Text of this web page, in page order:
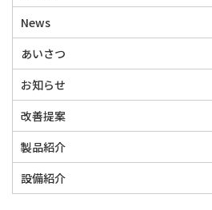
News
あいさつ
お知らせ
改善提案
製品紹介
設備紹介